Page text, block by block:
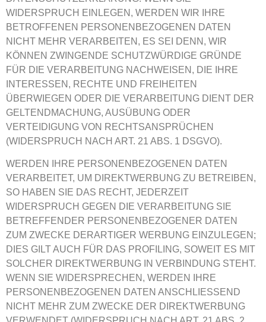
WIDERSPRUCH EINLEGEN, WERDEN WIR IHRE
BETROFFENEN PERSONENBEZOGENEN DATEN
NICHT MEHR VERARBEITEN, ES SEI DENN, WIR
KÖNNEN ZWINGENDE SCHUTZWÜRDIGE GRÜNDE
FÜR DIE VERARBEITUNG NACHWEISEN, DIE IHRE
INTERESSEN, RECHTE UND FREIHEITEN
ÜBERWIEGEN ODER DIE VERARBEITUNG DIENT DER
GELTENDMACHUNG, AUSÜBUNG ODER
VERTEIDIGUNG VON RECHTSANSPRÜCHEN
(WIDERSPRUCH NACH ART. 21 ABS. 1 DSGVO).
WERDEN IHRE PERSONENBEZOGENEN DATEN
VERARBEITET, UM DIREKTWERBUNG ZU BETREIBEN,
SO HABEN SIE DAS RECHT, JEDERZEIT
WIDERSPRUCH GEGEN DIE VERARBEITUNG SIE
BETREFFENDER PERSONENBEZOGENER DATEN
ZUM ZWECKE DERARTIGER WERBUNG EINZULEGEN;
DIES GILT AUCH FÜR DAS PROFILING, SOWEIT ES MIT
SOLCHER DIREKTWERBUNG IN VERBINDUNG STEHT.
WENN SIE WIDERSPRECHEN, WERDEN IHRE
PERSONENBEZOGENEN DATEN ANSCHLIESSEND
NICHT MEHR ZUM ZWECKE DER DIREKTWERBUNG